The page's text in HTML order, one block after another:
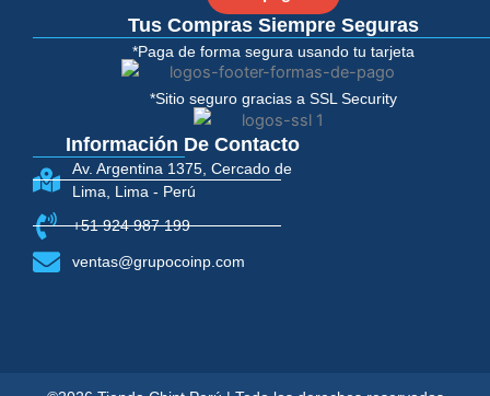
Tus Compras Siempre Seguras
*Paga de forma segura usando tu tarjeta
*Sitio seguro gracias a SSL Security
Información De Contacto
Av. Argentina 1375, Cercado de
Lima, Lima - Perú
+51 924 987 199
ventas@grupocoinp.com